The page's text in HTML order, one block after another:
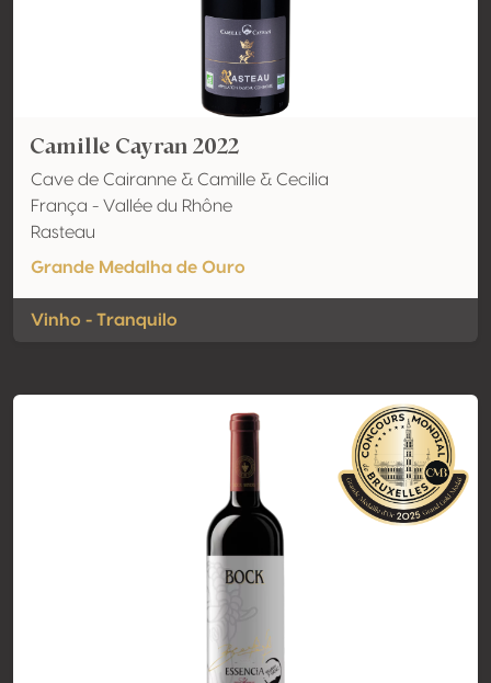
Camille Cayran 2022
Cave de Cairanne & Camille & Cecilia
França - Vallée du Rhône
Rasteau
Grande Medalha de Ouro
Vinho - Tranquilo